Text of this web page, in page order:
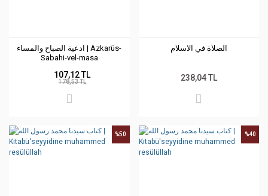
ادعية الصباح والمساء | Azkarüs-
Sabahi-vel-masa
107,12 TL
178,53 TL
الصلاة في الاسلام
238,04 TL
%50 %40